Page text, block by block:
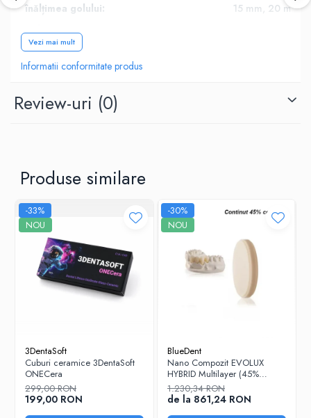
înălțimea golului:
15 mm, 20 mm,
Culoare:
Vezi mai mult
Informatii conformitate produs
Review-uri (0)
Produse similare
-33%
NOU
3DentaSoft
Cuburi ceramice 3DentaSoft
ONECera
299,00 RON
199,00 RON
-30%
NOU
BlueDent
Nano Compozit EVOLUX
HYBRID Multilayer (45%
Ceramica)
1.230,34 RON
de la 861,24 RON